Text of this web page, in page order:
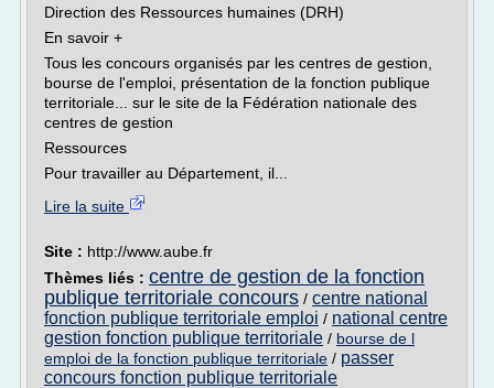
Direction des Ressources humaines (DRH)
En savoir +
Tous les concours organisés par les centres de gestion,
bourse de l'emploi, présentation de la fonction publique
territoriale... sur le site de la Fédération nationale des
centres de gestion
Ressources
Pour travailler au Département, il...
Lire la suite
Site : http://www.aube.fr
Thèmes liés : centre de gestion de la fonction
publique territoriale concours / centre national
fonction publique territoriale emploi / national centre
gestion fonction publique territoriale / bourse de l
emploi de la fonction publique territoriale / passer
concours fonction publique territoriale